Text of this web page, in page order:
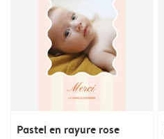
Pastel en rayure rose